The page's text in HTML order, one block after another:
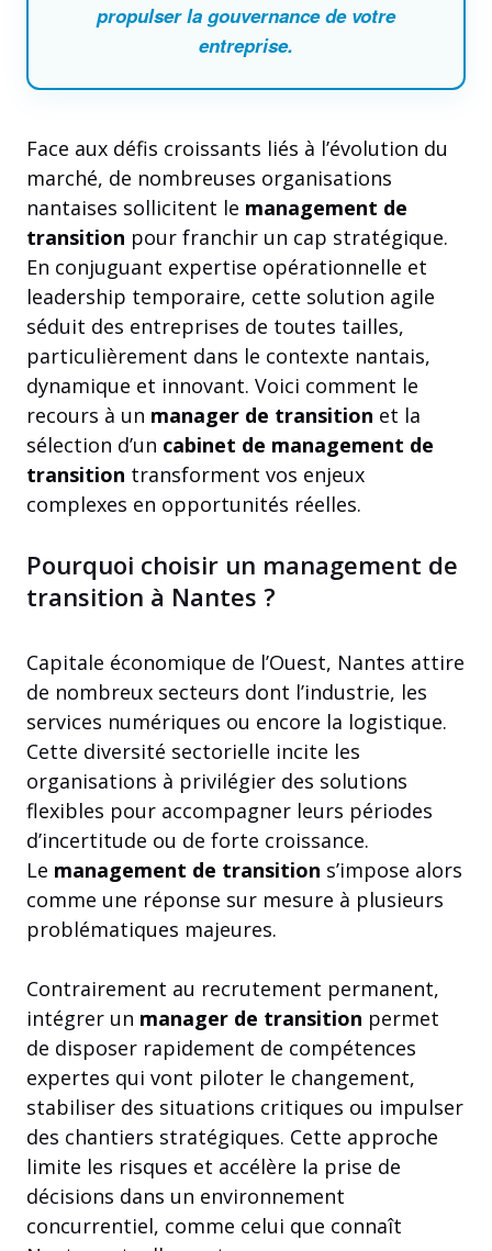
propulser la gouvernance de votre
entreprise.
Face aux défis croissants liés à l’évolution du
marché, de nombreuses organisations
nantaises sollicitent le management de
transition pour franchir un cap stratégique.
En conjuguant expertise opérationnelle et
leadership temporaire, cette solution agile
séduit des entreprises de toutes tailles,
particulièrement dans le contexte nantais,
dynamique et innovant. Voici comment le
recours à un manager de transition et la
sélection d’un cabinet de management de
transition transforment vos enjeux
complexes en opportunités réelles.
Pourquoi choisir un management de
transition à Nantes ?
Capitale économique de l’Ouest, Nantes attire
de nombreux secteurs dont l’industrie, les
services numériques ou encore la logistique.
Cette diversité sectorielle incite les
organisations à privilégier des solutions
flexibles pour accompagner leurs périodes
d’incertitude ou de forte croissance.
Le management de transition s’impose alors
comme une réponse sur mesure à plusieurs
problématiques majeures.
Contrairement au recrutement permanent,
intégrer un manager de transition permet
de disposer rapidement de compétences
expertes qui vont piloter le changement,
stabiliser des situations critiques ou impulser
des chantiers stratégiques. Cette approche
limite les risques et accélère la prise de
décisions dans un environnement
concurrentiel, comme celui que connaît